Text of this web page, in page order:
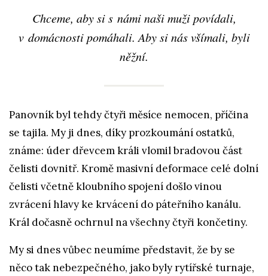
Chceme, aby si s námi naši muži povídali,
v domácnosti pomáhali. Aby si nás všímali, byli
něžní.
Panovník byl tehdy čtyři měsíce nemocen, příčina
se tajila. My ji dnes, díky prozkoumání ostatků,
známe: úder dřevcem králi vlomil bradovou část
čelisti dovnitř. Kromě masivní deformace celé dolní
čelisti včetně kloubního spojení došlo vinou
zvrácení hlavy ke krvácení do páteřního kanálu.
Král dočasně ochrnul na všechny čtyři končetiny.
My si dnes vůbec neumíme představit, že by se
něco tak nebezpečného, jako byly rytířské turnaje,